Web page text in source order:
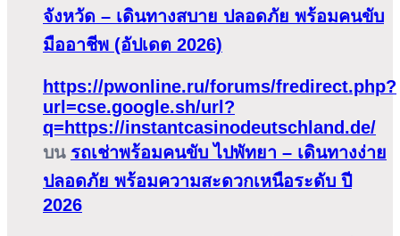
จังหวัด – เดินทางสบาย ปลอดภัย พร้อมคนขับ
มืออาชีพ (อัปเดต 2026)
https://pwonline.ru/forums/fredirect.php?
url=cse.google.sh/url?
q=https://instantcasinodeutschland.de/
บน รถเช่าพร้อมคนขับ ไปพัทยา – เดินทางง่าย
ปลอดภัย พร้อมความสะดวกเหนือระดับ ปี
2026